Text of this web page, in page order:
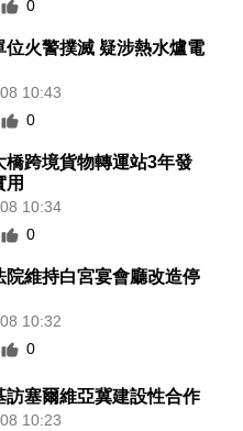
0
位火警撲滅 疑涉熱水爐電
10:43
0
橋跨境貨物轉運站3年發
用
10:34
0
院維持白宮宴會廳改造停
10:32
0
訪塞爾維亞冀建設性合作
10:23